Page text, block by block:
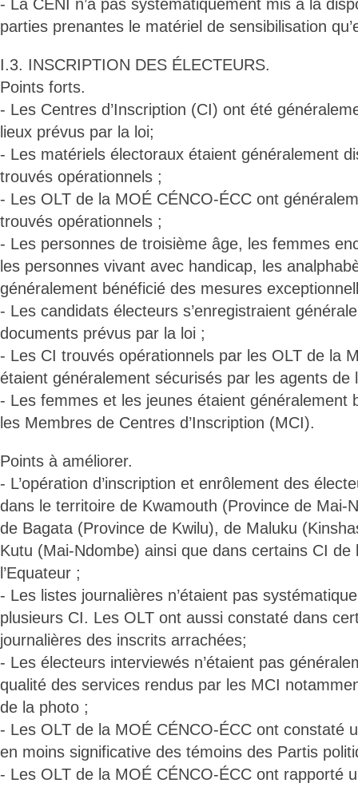
- La CÉNI n’a pas systématiquement mis à la
parties prenantes le matériel de sensibilisation
I.3. INSCRIPTION DES ÉLECTEURS.
Points forts.
- Les Centres d’Inscription (CI) ont été
lieux prévus par la loi;
- Les matériels électoraux étaient généralement
trouvés opérationnels ;
- Les OLT de la MOÉ CÉNCO-ÉCC ont
trouvés opérationnels ;
- Les personnes de troisième âge, les femmes
les personnes vivant avec handicap, les
généralement bénéficié des mesures
- Les candidats électeurs s’enregistraient
documents prévus par la loi ;
- Les CI trouvés opérationnels par les OLT de la
étaient généralement sécurisés par les agents de
- Les femmes et les jeunes étaient généralement
les Membres de Centres d’Inscription (MCI).
Points à améliorer.
- L’opération d’inscription et enrôlement des
dans le territoire de Kwamouth (Province de Mai-
de Bagata (Province de Kwilu), de Maluku
Kutu (Mai-Ndombe) ainsi que dans certains CI de
l’Equateur ;
- Les listes journalières n’étaient pas
plusieurs CI. Les OLT ont aussi constaté dans
journalières des inscrits arrachées;
- Les électeurs interviewés n’étaient pas
qualité des services rendus par les MCI
de la photo ;
- Les OLT de la MOÉ CÉNCO-ÉCC ont constaté
en moins significative des témoins des Partis
- Les OLT de la MOÉ CÉNCO-ÉCC ont rapporté